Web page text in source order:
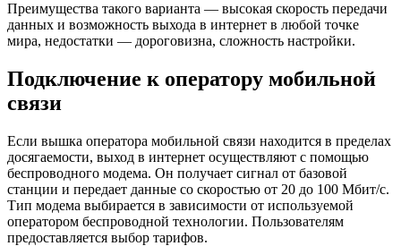
Преимущества такого варианта — высокая скорость передачи
данных и возможность выхода в интернет в любой точке
мира, недостатки — дороговизна, сложность настройки.
Подключение к оператору мобильной
связи
Если вышка оператора мобильной связи находится в пределах
досягаемости, выход в интернет осуществляют с помощью
беспроводного модема. Он получает сигнал от базовой
станции и передает данные со скоростью от 20 до 100 Мбит/с.
Тип модема выбирается в зависимости от используемой
оператором беспроводной технологии. Пользователям
предоставляется выбор тарифов.